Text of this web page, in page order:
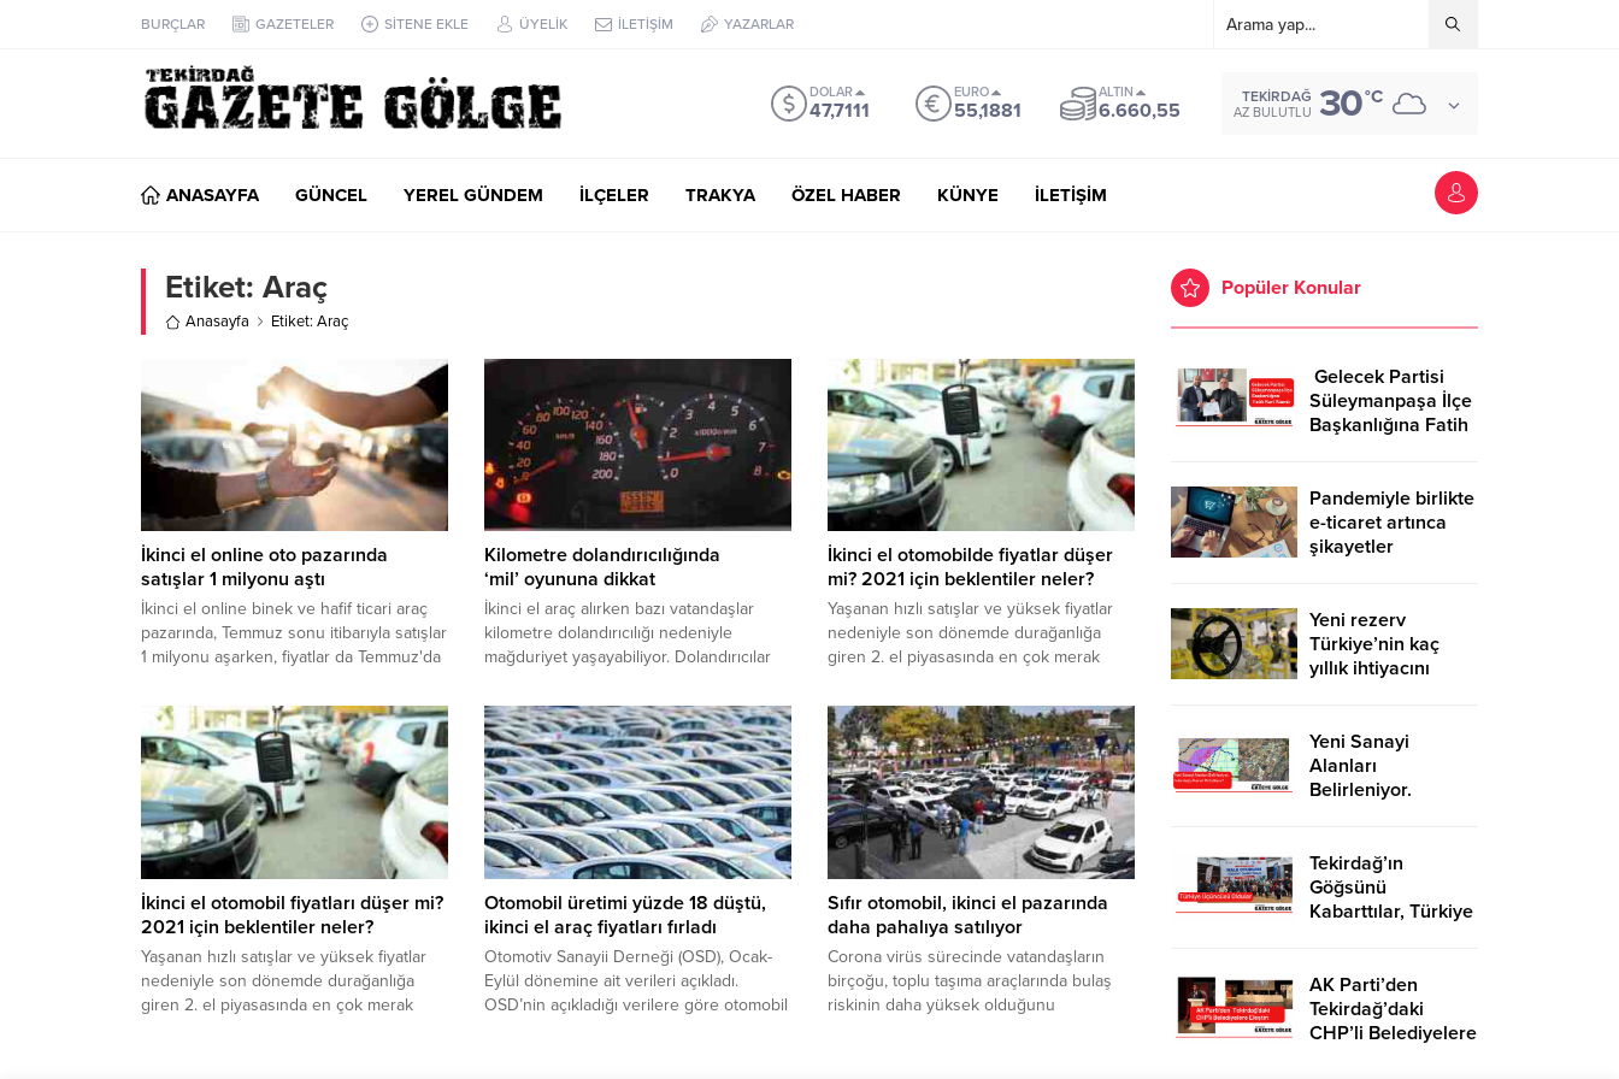
BURÇLAR GAZETELER SİTENE EKLE ÜYELİK İLETİŞİM YAZARLAR
DOLAR
47,7111
EURO
55,1881
ALTIN
6.660,55
TEKIRDAĞ
AZ BULUTLU 30°C
ANASAYFA GÜNCEL YEREL GÜNDEM İLÇELER TRAKYA ÖZEL HABER KÜNYE İLETİŞİM
Etiket: Araç
Anasayfa Etiket: Araç
İkinci el online oto pazarında
satışlar 1 milyonu aştı
İkinci el online binek ve hafif ticari araç
pazarında, Temmuz sonu itibarıyla satışlar
1 milyonu aşarken, fiyatlar da Temmuz'da
geçen yılın aralık ayına göre de yüzde
32,2 arttı.
Kilometre dolandırıcılığında
‘mil’ oyununa dikkat
İkinci el araç alırken bazı vatandaşlar
kilometre dolandırıcılığı nedeniyle
mağduriyet yaşayabiliyor. Dolandırıcılar
ettiği mesafeyi düşürerek aracı
ederinden fazla fiyatlara satabiliyorlar.
İkinci el otomobilde fiyatlar düşer
mi? 2021 için beklentiler neler?
Yaşanan hızlı satışlar ve yüksek fiyatlar
nedeniyle son dönemde durağanlığa
giren 2. el piyasasında en çok merak
düşeceği.
İkinci el otomobil fiyatları düşer mi?
2021 için beklentiler neler?
Yaşanan hızlı satışlar ve yüksek fiyatlar
nedeniyle son dönemde durağanlığa
giren 2. el piyasasında en çok merak
Otomobil üretimi yüzde 18 düştü,
ikinci el araç fiyatları fırladı
Otomotiv Sanayii Derneği (OSD), Ocak-
Eylül dönemine ait verileri açıkladı.
OSD’nin açıkladığı verilere göre otomobil
Sıfır otomobil, ikinci el pazarında
daha pahalıya satılıyor
Corona virüs sürecinde vatandaşların
birçoğu, toplu taşıma araçlarında bulaş
riskinin daha yüksek olduğunu
Popüler Konular
Gelecek Partisi
Süleymanpaşa İlçe
Başkanlığına Fatih
Pandemiyle birlikte
e-ticaret artınca
şikayetler
Yeni rezerv
Türkiye’nin kaç
yıllık ihtiyacını
Yeni Sanayi
Alanları
Belirleniyor.
Tekirdağ’ın
Göğsünü
Kabarttılar, Türkiye
AK Parti’den
Tekirdağ’daki
CHP’li Belediyelere